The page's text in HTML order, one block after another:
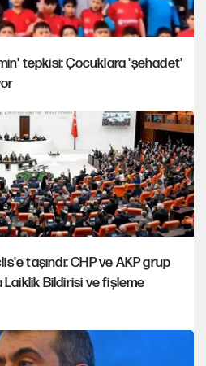
tepkisi: Çocuklara 'şehadet'
taşındı: CHP ve AKP grup
Bildirisi ve fişleme